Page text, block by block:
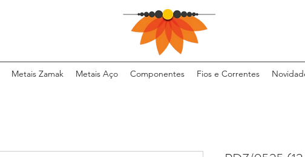
Metais Zamak Metais Aço Componentes Fios e Correntes